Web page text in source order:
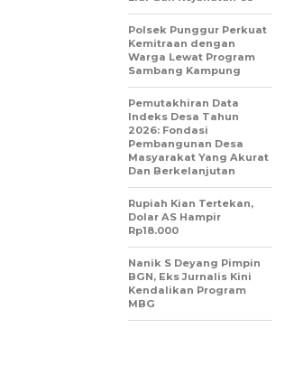
Polsek Punggur Perkuat
Kemitraan dengan
Warga Lewat Program
Sambang Kampung
Pemutakhiran Data
Indeks Desa Tahun
2026: Fondasi
Pembangunan Desa
Masyarakat Yang Akurat
Dan Berkelanjutan
Rupiah Kian Tertekan,
Dolar AS Hampir
Rp18.000
Nanik S Deyang Pimpin
BGN, Eks Jurnalis Kini
Kendalikan Program
MBG